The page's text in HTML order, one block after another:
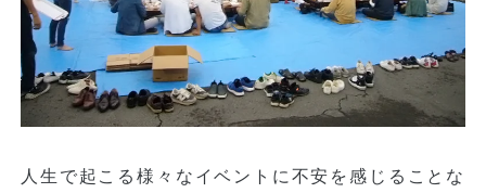
人生で起こる様々なイベントに不安を感じることな